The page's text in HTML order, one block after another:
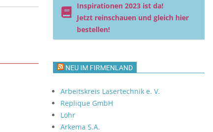
Inspirationen 2023 ist da!
Jetzt reinschauen und gleich hier
bestellen!
NEU IM FIRMENLAND
Arbeitskreis Lasertechnik e. V.
Replique GmbH
Lohr
Arkema S.A.